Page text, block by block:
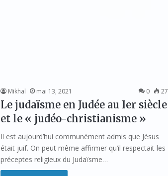
Mikhal mai 13, 2021 0 27
Le judaïsme en Judée au Ier siècle
et le « judéo-christianisme »
Il est aujourd’hui communément admis que Jésus
était juif. On peut même affirmer qu’il respectait les
préceptes religieux du Judaïsme…